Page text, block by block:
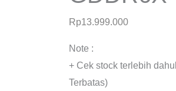
Rp13.999.000
Note :
+ Cek stock terlebih
Terbatas)